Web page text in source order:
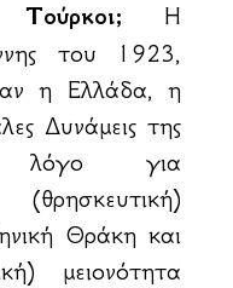
Τούρκοι; Η
του 1923,
η Ελλάδα, η
Δυνάμεις της
λόγο για
Θράκη και
μειονότητα